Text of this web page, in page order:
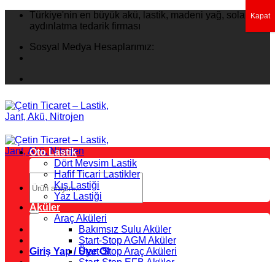
İçeriğeTürkiye'nin en büyük akü, lastik, madeni yağ, solar
aydınlatma tedarik firması
Sosyal Medya Hesaplarımız:
Ara:
Giriş Yap / Üye Ol
Oto Lastik
Dört Mevsim Lastik
Hafif Ticari Lastikler
Kış Lastiği
Yaz Lastiği
Aküler
Araç Aküleri
Bakımsız Sulu Aküler
Start-Stop AGM Aküler
Start-Stop Araç Aküleri
Kapat